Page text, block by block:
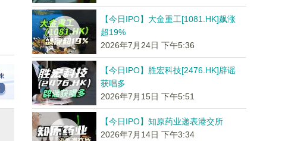
【今日IPO】大金重工[1081.HK]飙涨
超19%
2026年7月24日 下午5:36
【今日IPO】胜宏科技[2476.HK]辟谣
获唱多
2026年7月15日 下午5:51
【今日IPO】知原药业递表港交所
2026年7月14日 下午3:34